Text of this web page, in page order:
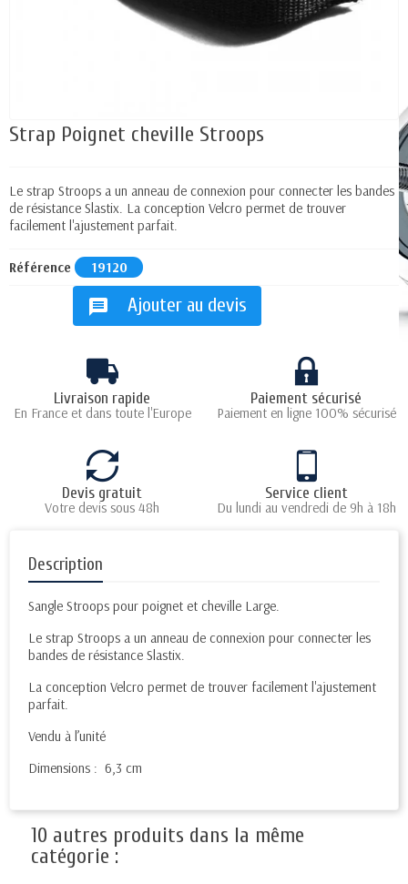
Strap Poignet cheville Stroops
Le strap Stroops a un anneau de connexion pour connecter les bandes
de résistance Slastix. La conception Velcro permet de trouver
facilement l'ajustement parfait.
Référence 19120
message Ajouter au devis
Livraison rapide
En France et dans toute l'Europe
Paiement sécurisé
Paiement en ligne 100% sécurisé
Devis gratuit
Votre devis sous 48h
Service client
Du lundi au vendredi de 9h à 18h
Description
Sangle Stroops pour poignet et cheville Large.
Le strap Stroops a un anneau de connexion pour connecter les
bandes de résistance Slastix.
La conception Velcro permet de trouver facilement l'ajustement
parfait.
Vendu à l’unité
Dimensions : 6,3 cm
10 autres produits dans la même
catégorie :